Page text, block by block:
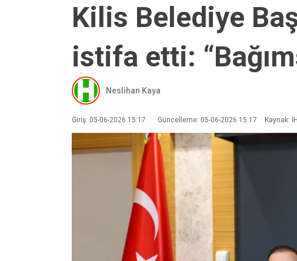
Kilis Belediye
istifa etti:
Neslihan Kaya
Giriş: 05-06-2026 15:17 Güncelleme: 05-06-2026 15:17 Kaynak: